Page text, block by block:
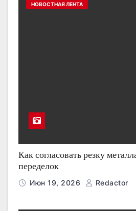
НОВОСТНАЯ ЛЕНТА
Как согласовать резку
переделок
Июн 19, 2026 Redactor